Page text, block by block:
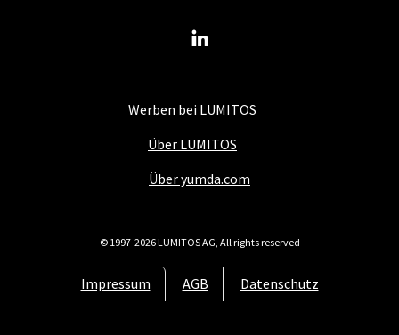
Werben bei LUMITOS
Über LUMITOS
Über yumda.com
Impressum AGB Datenschutz
© 1997-2026 LUMITOS AG, All rights reserved